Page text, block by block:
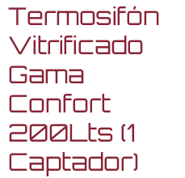
Termosifón
Vitrificado
Gama
Confort
200Lts (1
Captador)